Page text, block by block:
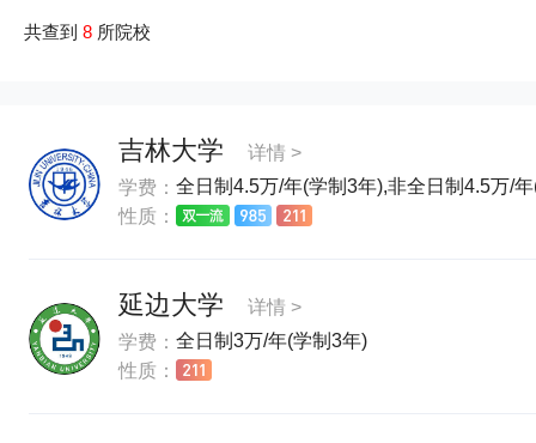
共查到 8 所院校
吉林大学
详情 >
学费： 全日制4.5万/年(学制3年),非全日制4.5万/
性质：
延边大学
详情 >
学费： 全日制3万/年(学制3年)
性质：